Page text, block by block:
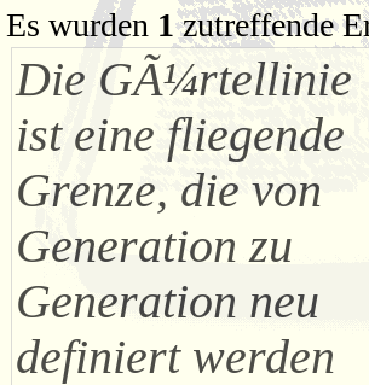
Es wurden 1zutreffende
Die GÃ¼rtellinie
ist eine fliegende
Grenze, die von
Generation zu
Generation neu
definiert werden